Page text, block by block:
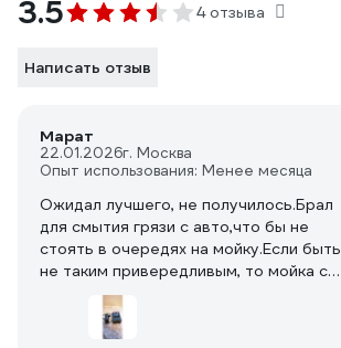
3.5 4 отзыва
Написать отзыв
Марат
22.01.2026г. Москва
Опыт использования: Менее месяца
Ожидал лучшего, не получилось.Брал
для смытия грязи с авто,что бы не
стоять в очередях на мойку.Если быть
не таким привередливым, то мойка со
своими скромным возможностями
справляется. Для велосипедов,
скутеров, интерьера садового